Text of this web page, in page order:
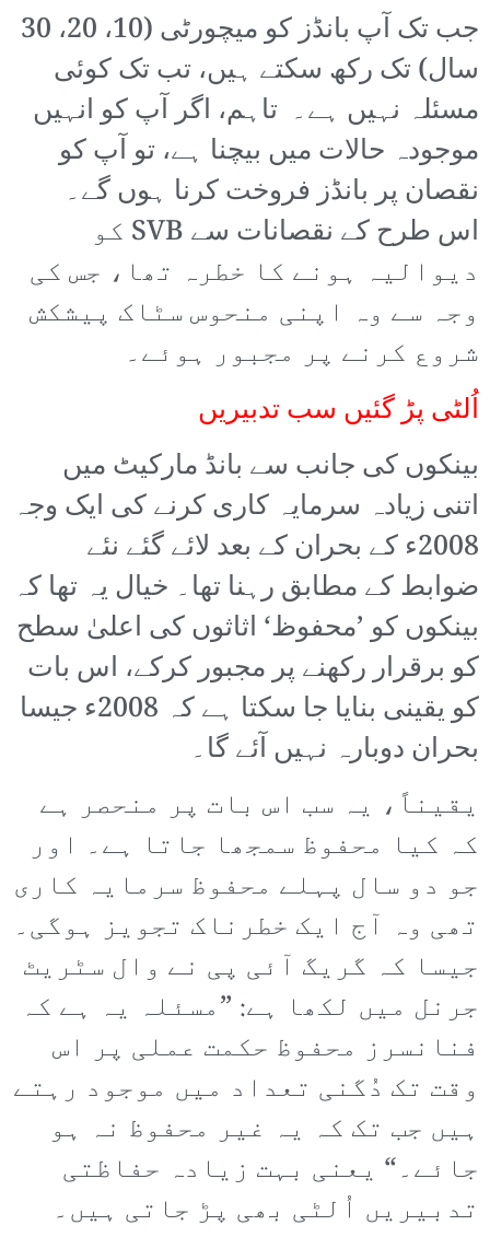
جب تک آپ بانڈز کو میچورٹی (10، 20، 30
سال) تک رکھ سکتے ہیں، تب تک کوئی
مسئلہ نہیں ہے۔ تاہم، اگر آپ کو انہیں
موجودہ حالات میں بیچنا ہے، تو آپ کو
نقصان پر بانڈز فروخت کرنا ہوں گے۔
اس طرح کے نقصانات سے SVB کو
دیوالیہ ہونے کا خطرہ تھا، جس کی
وجہ سے وہ اپنی منحوس سٹاک پیشکش
شروع کرنے پر مجبور ہوئے۔
اُلٹی پڑ گئیں سب تدبیریں
بینکوں کی جانب سے بانڈ مارکیٹ میں
اتنی زیادہ سرمایہ کاری کرنے کی ایک وجہ
2008ء کے بحران کے بعد لائے گئے نئے
ضوابط کے مطابق رہنا تھا۔ خیال یہ تھا کہ
بینکوں کو ’محفوظ‘ اثاثوں کی اعلیٰ سطح
کو برقرار رکھنے پر مجبور کرکے، اس بات
کو یقینی بنایا جا سکتا ہے کہ 2008ء جیسا
بحران دوبارہ نہیں آئے گا۔
یقیناً، یہ سب اس بات پر منحصر ہے
کہ کیا محفوظ سمجھا جاتا ہے۔ اور
جو دو سال پہلے محفوظ سرمایہ کاری
تھی وہ آج ایک خطرناک تجویز ہوگی۔
جیسا کہ گریگ آئی پی نے وال سٹریٹ
جرنل میں لکھا ہے: ”مسئلہ یہ ہے کہ
فنانسرز محفوظ حکمت عملی پر اس
وقت تک دُگنی تعداد میں موجود رہتے
ہیں جب تک کہ یہ غیر محفوظ نہ ہو
جائے۔“ یعنی بہت زیادہ حفاظتی
تدبیریں اُلٹی بھی پڑ جاتی ہیں۔